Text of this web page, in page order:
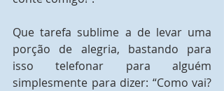
Que tarefa sublime a de levar uma
porção de alegria, bastando para
isso telefonar para alguém
simplesmente para dizer: “Como vai?